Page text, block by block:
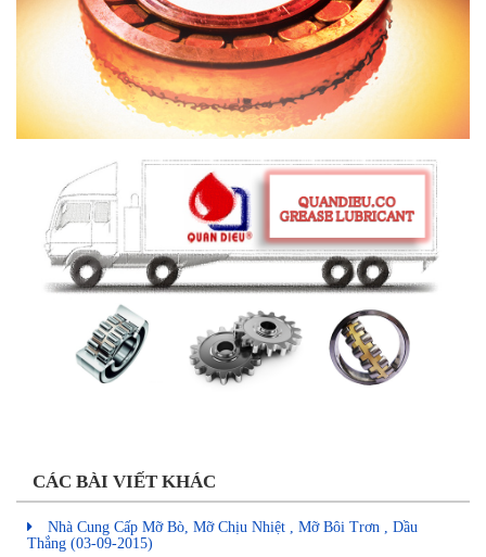
CÁC BÀI VIẾT KHÁC
Nhà Cung Cấp Mỡ Bò, Mỡ Chịu Nhiệt , Mỡ Bôi Trơn , Dầu
Thắng (03-09-2015)